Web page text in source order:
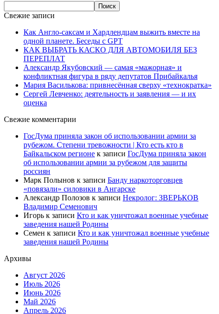
Свежие записи
Как Англо-саксам и Хардлендцам выжить вместе на
одной планете. Беседы с GPT
КАК ВЫБРАТЬ КАСКО ДЛЯ АВТОМОБИЛЯ БЕЗ
ПЕРЕПЛАТ
Александр Якубовский — самая «мажорная» и
конфликтная фигура в ряду депутатов Прибайкалья
Мария Василькова: привнесённая сверху «технократка»
Сергей Левченко: деятельность и заявления — и их
оценка
Свежие комментарии
ГосДума приняла закон об использовании армии за
рубежом. Степени тревожности | Кто есть кто в
Байкальском регионе к записи ГосДума приняла закон
об использовании армии за рубежом для защиты
россиян
Марк Полынов к записи Банду наркоторговцев
«повязали» силовики в Ангарске
Александр Полозов к записи Некролог: ЗВЕРЬКОВ
Владимир Семенович
Игорь к записи Кто и как уничтожал военные учебные
заведения нашей Родины
Семен к записи Кто и как уничтожал военные учебные
заведения нашей Родины
Архивы
Август 2026
Июль 2026
Июнь 2026
Май 2026
Апрель 2026